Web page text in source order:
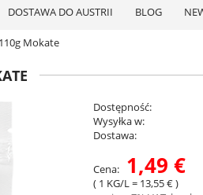
DOSTAWA DO AUSTRII BLOG
Mokate
Dostępność:
Wysyłka w:
Dostawa:
Cena
płatności
Cena: 1,49 €
( 1 KG/L= 13,55 €)